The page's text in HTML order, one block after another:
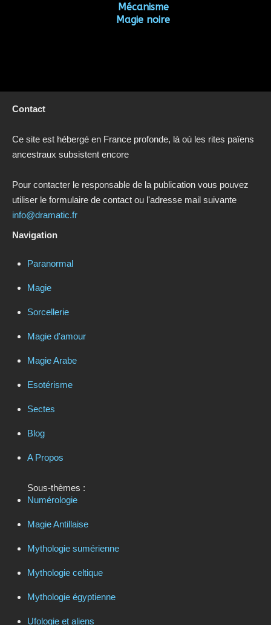
Mécanisme
Magie noire
Contact
Ce site est hébergé en France profonde, là où les rites païens
ancestraux subsistent encore
Pour contacter le responsable de la publication vous pouvez
utiliser le formulaire de contact ou l'adresse mail suivante
info@dramatic.fr
Navigation
Paranormal
Magie
Sorcellerie
Magie d'amour
Magie Arabe
Esotérisme
Sectes
Blog
A Propos
Sous-thèmes :
Numérologie
Magie Antillaise
Mythologie sumérienne
Mythologie celtique
Mythologie égyptienne
Ufologie et aliens